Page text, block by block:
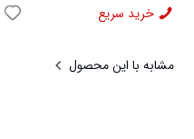
خرید سریع
مشابه با این محصول